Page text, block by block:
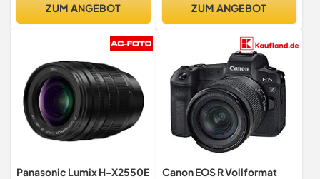
ZUM ANGEBOT ZUM ANGEBOT
Panasonic Lumix H-X2550E
Canon EOS R Vollformat